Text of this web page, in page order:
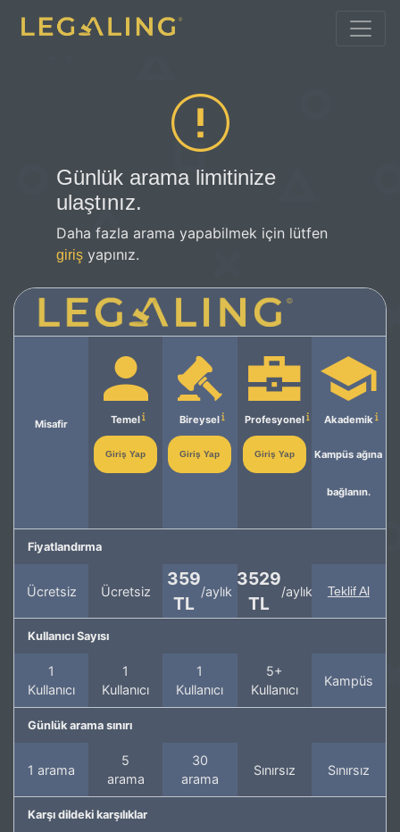
Günlük arama limitinize
ulaştınız.
Daha fazla arama yapabilmek için lütfen
giriş yapınız.
Misafir Temel
Giriş Yap
Bireysel
Giriş Yap
Profesyonel
Giriş Yap
Akademik
Kampüs ağına
bağlanın.
Fiyatlandırma
Ücretsiz Ücretsiz
359
TL
/aylık
3529
TL
/aylık Teklif Al
Kullanıcı Sayısı
1
Kullanıcı
1
Kullanıcı
1
Kullanıcı
5+
Kullanıcı
Kampüs
Günlük arama sınırı
1 arama
5
arama
30
arama
Sınırsız Sınırsız
Karşı dildeki karşılıklar